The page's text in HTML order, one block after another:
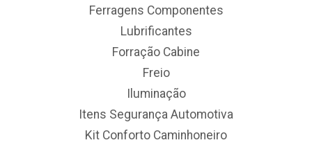
Ferragens Componentes
Lubrificantes
Forração Cabine
Freio
Iluminação
Itens Segurança Automotiva
Kit Conforto Caminhoneiro